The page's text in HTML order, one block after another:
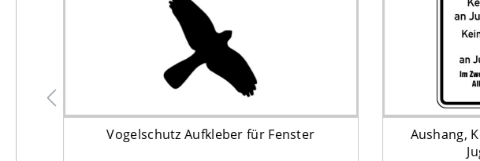
Vogelschutz Aufkleber für Fenster
Aushang,